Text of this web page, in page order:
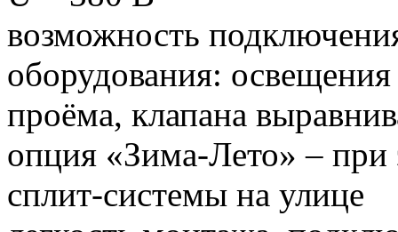
возможность
оборудования:
проёма, клапана
опция «Зима-Лето» – при
сплит-системы на улице